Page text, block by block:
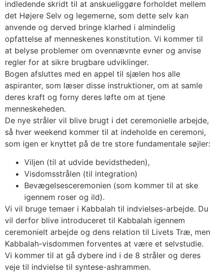
indledende skridt til at anskueliggøre forholdet mellem
det Højere Selv og legemerne, som dette selv kan
anvende og derved bringe klarhed i almindelig
opfattelse af menneskenes konstitution. Vi kommer til
at belyse problemer om ovennævnte evner og anvise
regler for at sikre brugbare udviklinger.
Bogen afsluttes med en appel til sjælen hos alle
aspiranter, som læser disse instruktioner, om at samle
deres kraft og forny deres løfte om at tjene
menneskeheden.
De nye stråler vil blive brugt i det ceremonielle arbejde,
så hver weekend kommer til at indeholde en ceremoni,
som igen er knyttet på de tre store fundamentale søjler:
Viljen (til at udvide bevidstheden),
Visdomsstrålen (til integration)
Bevægelsesceremonien (som kommer til at ske
igennem roser og ild).
Vi vil bruge temaer i Kabbalah til indvielses-arbejde. Du
vil derfor blive introduceret til Kabbalah igennem
ceremonielt arbejde og dens relation til Livets Træ, men
Kabbalah-visdommen forventes at være et selvstudie.
Vi kommer til at gå dybere ind i de 8 stråler og deres
veje til indvielse til syntese-ashrammen.